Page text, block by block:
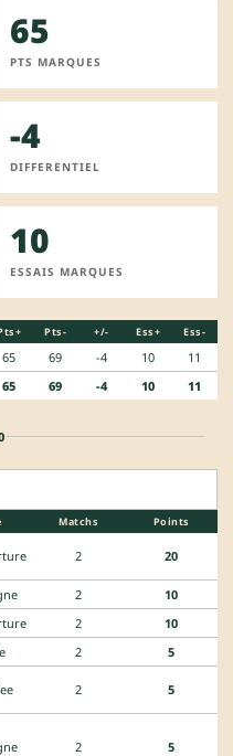
65
PTS MARQUES
-4
DIFFERENTIEL
10
ESSAIS MARQUES
Pts- +/- Ess+ Ess-
65 69 -4 10
11
65 69 -4 10 11
Matchs Points
2 20
2
10
2
10
2 5
2 5
2 5